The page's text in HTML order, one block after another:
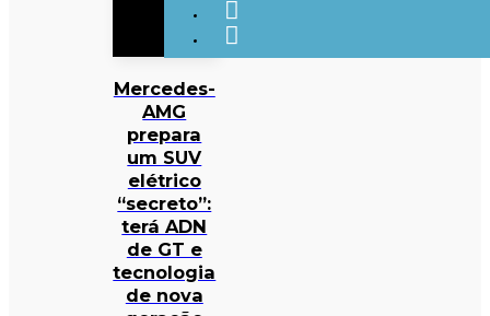
Mercedes-
AMG
prepara
um SUV
elétrico
“secreto”:
terá ADN
de GT e
tecnologia
de nova